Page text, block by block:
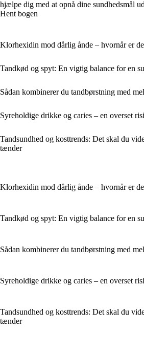
hjælpe dig med at opnå dine sundhedsmål
Hent bogen
Klorhexidin mod dårlig ånde – hvornår er
Tandkød og spyt: En vigtig balance for en
Sådan kombinerer du tandbørstning med
Syreholdige drikke og caries – en overset
Tandsundhed og kosttrends: Det skal du
tænder
Klorhexidin mod dårlig ånde – hvornår er
Tandkød og spyt: En vigtig balance for en
Sådan kombinerer du tandbørstning med
Syreholdige drikke og caries – en overset
Tandsundhed og kosttrends: Det skal du
tænder